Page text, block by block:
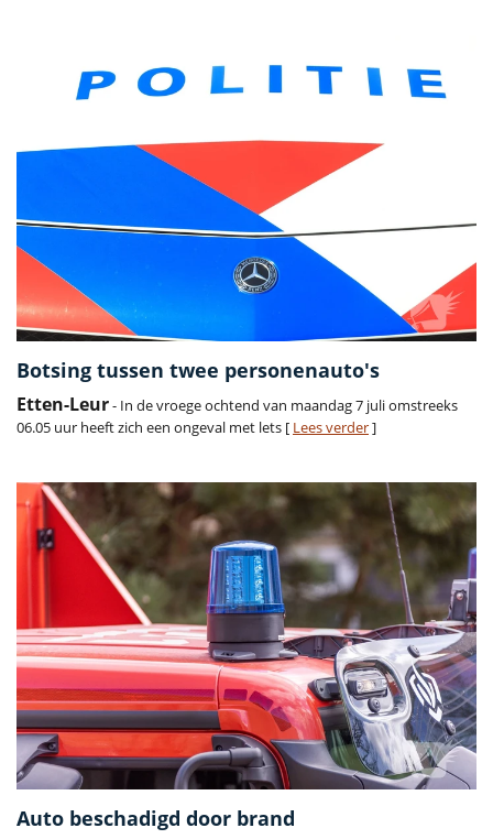
Botsing tussen twee personenauto's
Etten-Leur- In de vroege ochtend van maandag 7 juli omstreeks
06.05 uur heeft zich een ongeval met lets [ Lees verder]
Auto beschadigd door brand